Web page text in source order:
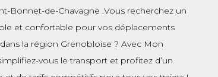
Bonnet-de-Chavagne .Vous recherchez un
et confortable pour vos déplacements
la région Grenobloise ? Avec Mon
vous le transport et profitez d’un